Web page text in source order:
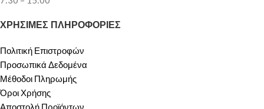
ΧΡΗΣΙΜΕΣ ΠΛΗΡΟΦΟΡΙΕΣ
Πολιτική Επιστροφών
Προσωπικά Δεδομένα
Μέθοδοι Πληρωμής
Όροι Χρήσης
Αποστολή Προϊόντων